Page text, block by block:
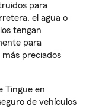
para
el agua o
tengan
para
preciados
Tingue en
de vehículos